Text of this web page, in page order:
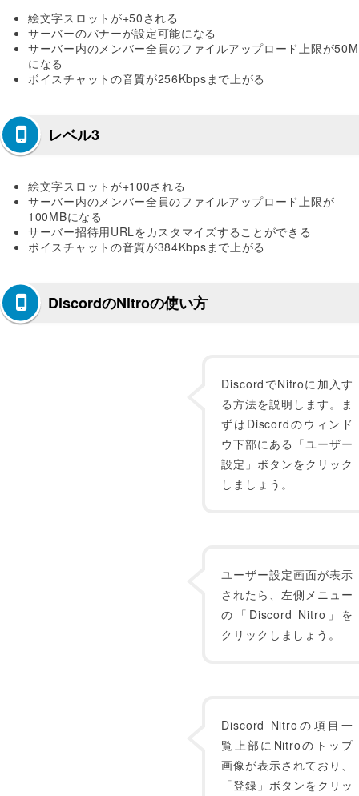
絵文字スロットが+50される
サーバーのバナーが設定可能になる
サーバー内のメンバー全員のファイルアップロード上限が
になる
ボイスチャットの音質が256Kbpsまで上がる
レベル3
絵文字スロットが+100される
サーバー内のメンバー全員のファイルアップロード上限が
100MBになる
サーバー招待用URLをカスタマイズすることができる
ボイスチャットの音質が384Kbpsまで上がる
DiscordのNitroの使い方
DiscordでNitroに加入す
る方法を説明します。ま
ずはDiscordのウィンド
ウ下部にある「ユーザー
設定」ボタンをクリック
しましょう。
ユーザー設定画面が表示
されたら、左側メニュー
の「Discord Nitro」を
クリックしましょう。
Discord Nitroの項目一
覧上部にNitroのトップ
画像が表示されており、
「登録」ボタンをクリッ